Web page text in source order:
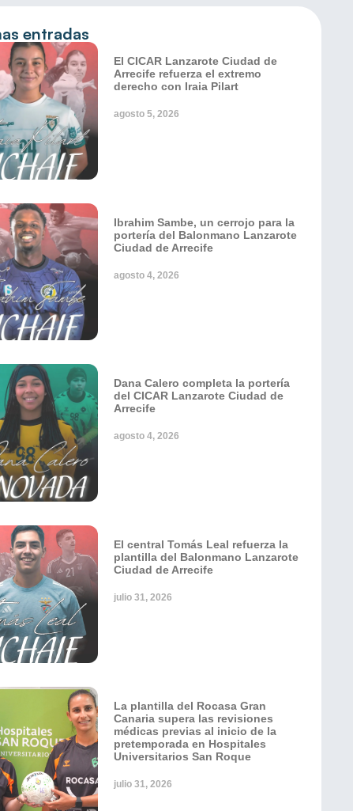
entradas
El CICAR Lanzarote Ciudad de
Arrecife refuerza el extremo
derecho con Iraia Pilart
agosto 5, 2026
Ibrahim Sambe, un cerrojo para la
portería del Balonmano Lanzarote
Ciudad de Arrecife
agosto 4, 2026
Dana Calero completa la portería
del CICAR Lanzarote Ciudad de
Arrecife
agosto 4, 2026
El central Tomás Leal refuerza la
plantilla del Balonmano Lanzarote
Ciudad de Arrecife
julio 31, 2026
La plantilla del Rocasa Gran
Canaria supera las revisiones
médicas previas al inicio de la
pretemporada en Hospitales
Universitarios San Roque
julio 31, 2026